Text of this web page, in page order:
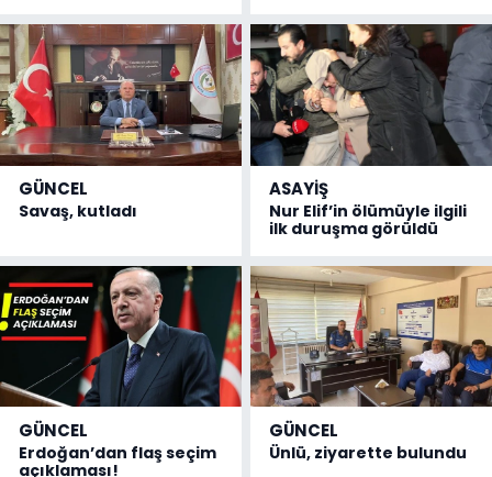
GÜNCEL
Savaş, kutladı
ASAYİŞ
Nur Elif’in ölümüyle ilgili
ilk duruşma görüldü
GÜNCEL
Erdoğan’dan flaş seçim
açıklaması!
GÜNCEL
Ünlü, ziyarette bulundu